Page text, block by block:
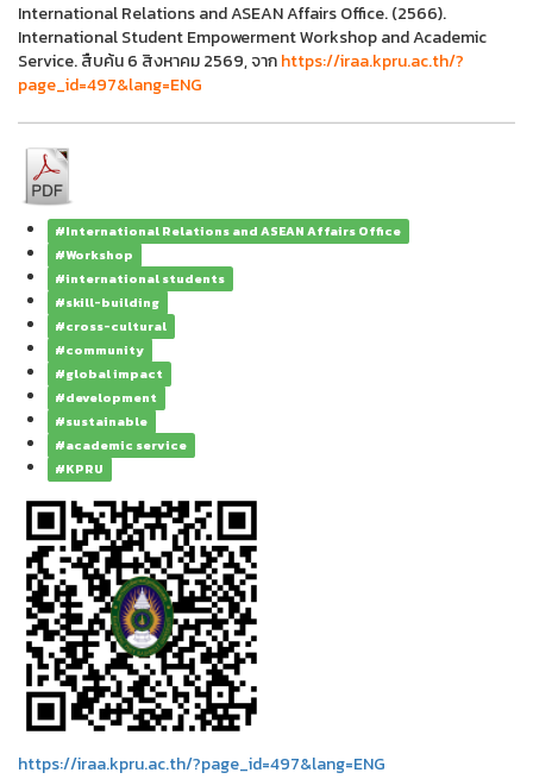
International Relations and ASEAN Affairs Office. (2566).
International Student Empowerment Workshop and Academic
Service. สืบค้น 6 สิงหาคม 2569, จากhttps://iraa.kpru.ac.th/?
page_id=497&lang=ENG
#International Relations and ASEAN Affairs Office
#Workshop
#international students
#skill-building
#cross-cultural
#community
#global impact
#development
#sustainable
#academic service
#KPRU
https://iraa.kpru.ac.th/?page_id=497&lang=ENG